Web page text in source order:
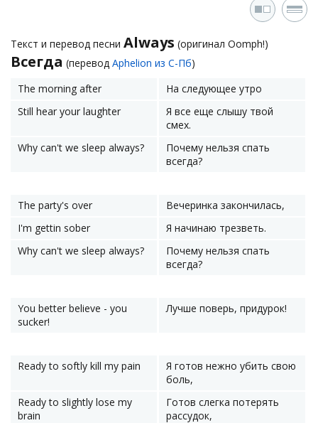
Текст и перевод песни Always (оригинал Oomph!)
Всегда (перевод Aphelion из С-Пб)
The morning after
На следующее утро
Still hear your laughter
Я все еще слышу твой
смех.
Why can't we sleep always?
Почему нельзя спать
всегда?
The party's over
Вечеринка закончилась,
I'm gettin sober
Я начинаю трезветь.
Why can't we sleep always?
Почему нельзя спать
всегда?
You better believe - you
sucker!
Лучше поверь, придурок!
Ready to softly kill my pain
Я готов нежно убить свою
боль,
Ready to slightly lose my
brain
Готов слегка потерять
рассудок,